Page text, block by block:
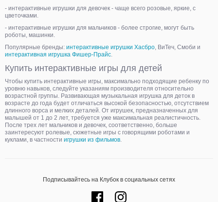
- интерактивные игрушки для девочек - чаще всего розовые, яркие, с
цветочками.
- интерактивные игрушки для мальчиков - более строгие, могут быть
роботы, машинки.
Популярные бренды: интерактивные игрушки Хасбро, ВиТеч, Смоби и
интерактивная игрушка Фишер-Прайс.
Купить интерактивные игры для детей
Чтобы купить интерактивные игры, максимально подходящие ребенку по
уровню навыков, следуйте указаниям производителя относительно
возрастной группы. Развивающая музыкальная игрушка для деток в
возрасте до года будет отличаться высокой безопасностью, отсутствием
длинного ворса и мелких деталей. От игрушек, предназначенных для
малышей от 1 до 2 лет, требуется уже максимальная реалистичность.
После трех лет мальчиков и девочек, соответственно, больше
заинтересуют ролевые, сюжетные игры с говорящими роботами и
куклами, в частности игрушки из фильмов.
Подписывайтесь на Клубок в социальных сетях